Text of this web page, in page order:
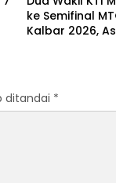
ke Semifinal
Kalbar 2026,
ditandai *